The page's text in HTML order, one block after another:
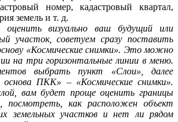
номер, кадастровый квартал,
земель и т. д.
визуально ваш будущий или
участок, советуем сразу поставить
«Космические снимки». Это можно
на три горизонтальные линии в меню.
выбрать пункт «Слои», далее
основа ПКК» – «Космические снимки».
вам будет проще оценить границы
посмотреть, как расположен объект
земельных участков и нет ли рядом